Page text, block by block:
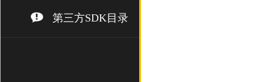
第三方SDK目录